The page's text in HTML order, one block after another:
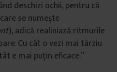
deschizi ochii, pentru că
se numește
), adică realiniază ritmurile
Cu cât o vezi mai târziu
e mai puțin eficace.”